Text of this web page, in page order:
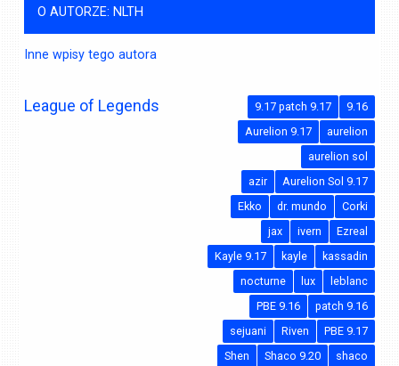
O AUTORZE: NLTH
Inne wpisy tego autora
League of Legends 9.16
9.17 patch 9.17
aurelion
Aurelion 9.17
aurelion sol
Aurelion Sol 9.17
azir
Corki
dr. mundo
Ekko
Ezreal
ivern
jax
kassadin
kayle
Kayle 9.17
leblanc
lux
nocturne
patch 9.16
PBE 9.16
PBE 9.17
Riven
sejuani
shaco
Shaco 9.20
Shen